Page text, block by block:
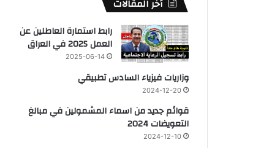
أخر المقالات
رابط استمارة العاطلين عن
العمل 2025 في العراق
2025-06-14
وزاريات فيزياء السادس تطبيقي
2024-12-20
قوائم جديد من اسماء المشمولين في مبالغ
التعويضات 2024
2024-12-10